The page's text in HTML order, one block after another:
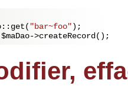
"bar~foo");
$maDao